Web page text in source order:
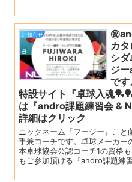
お知らせ
㊗
カ
シ
ジ
で
特設サイト『卓球入魂
は『andro課題練習会 &
詳細はクリック
ニックネーム『フージー』こと
手兼コーチです。卓球メーカ
本卓球協会公認コーチ1の資格
もご参加頂ける『andro課題練